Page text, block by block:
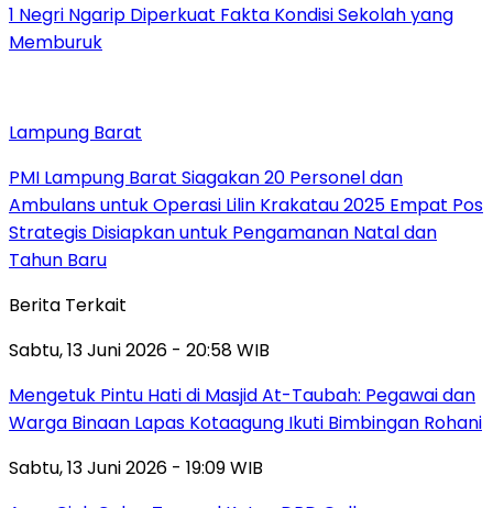
1 Negri Ngarip Diperkuat Fakta Kondisi Sekolah yang
Memburuk
Lampung Barat
PMI Lampung Barat Siagakan 20 Personel dan
Ambulans untuk Operasi Lilin Krakatau 2025 Empat Pos
Strategis Disiapkan untuk Pengamanan Natal dan
Tahun Baru
Berita Terkait
Sabtu, 13 Juni 2026 - 20:58 WIB
Mengetuk Pintu Hati di Masjid At-Taubah: Pegawai dan
Warga Binaan Lapas Kotaagung Ikuti Bimbingan Rohani
Sabtu, 13 Juni 2026 - 19:09 WIB